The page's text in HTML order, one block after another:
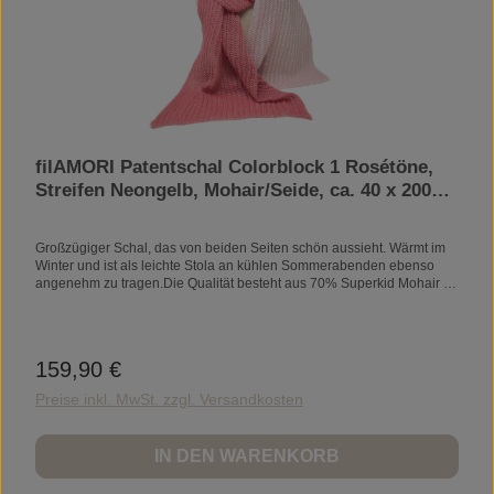
filAMORI Patentschal Colorblock 1 Rosétöne,
Streifen Neongelb, Mohair/Seide, ca. 40 x 200
Großzügiger Schal, das von beiden Seiten schön aussieht. Wärmt im
Winter und ist als leichte Stola an kühlen Sommerabenden ebenso
angenehm zu tragen.Die Qualität besteht aus 70% Superkid Mohair /
über 30°C von Hand oder im Wollwaschprogramm mit flüssigem
max. 400 Touren anschleudern. Keine Vollwaschmittel oder
reiben oder wringen sondern nur leicht ausdrücken. Sanft in Form
ziehen und auf Handtüchern liegend auf dem Wäscheständer
trocknen. All time favouritesDie wunderbaren Strickschals von
Regulärer Preis:
159,90 €
Preise inkl. MwSt. zzgl. Versandkosten
IN DEN WARENKORB